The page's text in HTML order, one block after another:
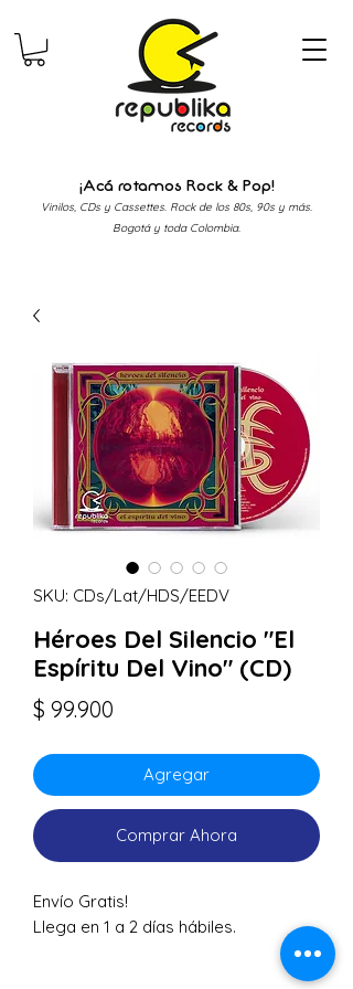
¡Acá rotamos Rock & Pop!
Vinilos, CDs y Cassettes. Rock de los 80s, 90s y más.
Bogotá y toda Colombia.
SKU: CDs/Lat/HDS/EEDV
Héroes Del Silencio "El
Espíritu Del Vino" (CD)
$ 99.900
Agregar
Comprar Ahora
Envío Gratis!
Llega en 1 a 2 días hábiles.